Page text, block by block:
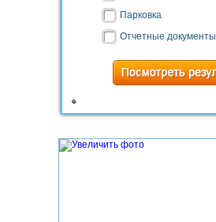
Парковка
Отчетные документы